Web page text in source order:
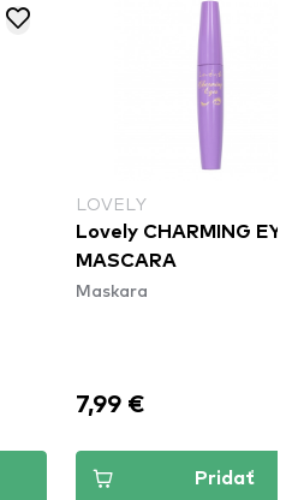
LOVELY
Lovely CHARMING
MASCARA
Maskara
7,99 €
Pridať